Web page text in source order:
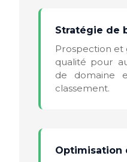
Stratégie de
Prospection et
qualité pour
de domaine
classement.
Optimisation